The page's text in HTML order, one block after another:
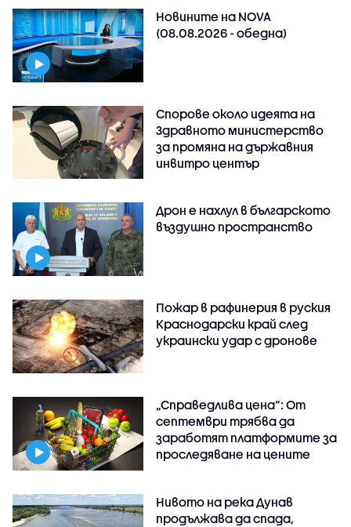
Новините на NOVA
(08.08.2026 - обедна)
Спорове около идеята на
Здравното министерство
за промяна на държавния
инвитро център
Дрон е нахлул в българското
въздушно пространство
Пожар в рафинерия в руския
Краснодарски край след
украински удар с дронове
„Справедлива цена“: От
септември трябва да
заработят платформите за
проследяване на цените
Нивото на река Дунав
продължава да спада,